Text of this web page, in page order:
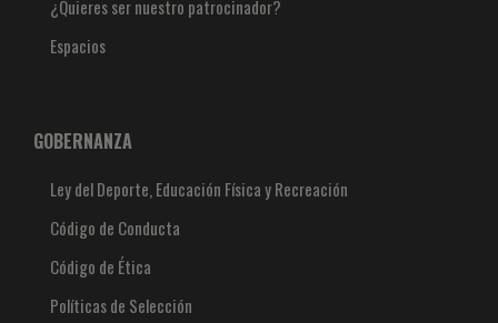
¿Quieres ser nuestro patrocinador?
Espacios
GOBERNANZA
Ley del Deporte, Educación Física y Recreación
Código de Conducta
Código de Ética
Políticas de Selección